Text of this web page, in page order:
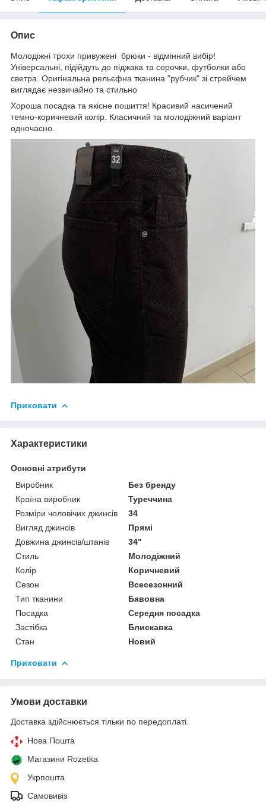
Опис
Молодіжні трохи привужені брюки - відмінний вибір!
Універсальні, підійдуть до піджака та сорочки, футболки або
светра. Оригінальна рельєфна тканина "рубчик" зі стрейчем
виглядає незвичайно та стильно
Хороша посадка та якісне пошиття! Красивий насичений
темно-коричневий колір. Класичний та молодіжний варіант
одночасно.
Приховати
Характеристики
Основні атрибути
Виробник
Без бренду
Країна виробник
Туреччина
Розміри чоловічих джинсів
34
Вигляд джинсів
Прямі
Довжина джинсів/штанів
34"
Стиль
Молодіжний
Колір
Коричневий
Сезон
Всесезонний
Тип тканини
Бавовна
Посадка
Середня посадка
Застібка
Блискавка
Стан
Новий
Приховати
Умови доставки
Доставка здійснюється тільки по передоплаті.
Нова Пошта
Магазини Rozetka
Укрпошта
Самовивіз